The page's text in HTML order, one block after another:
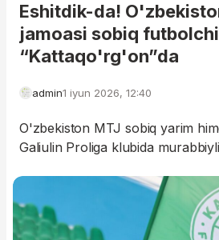
Eshitdik-da!
jamoasi sobiq
“Kattaqo'rg'on”da
admin1 iyun 2026, 12:40
O'zbekiston MTJ sobiq yarim
Galiulin Proliga klubida